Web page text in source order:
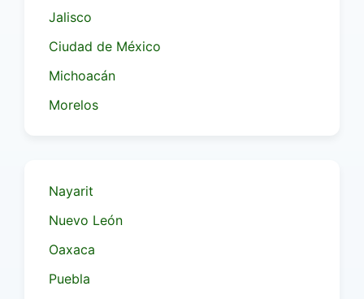
Jalisco
Ciudad de México
Michoacán
Morelos
Nayarit
Nuevo León
Oaxaca
Puebla